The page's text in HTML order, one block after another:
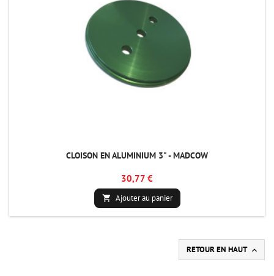
CLOISON EN ALUMINIUM 3" - MADCOW
30,77 €
 Ajouter au panier
RETOUR EN HAUT 